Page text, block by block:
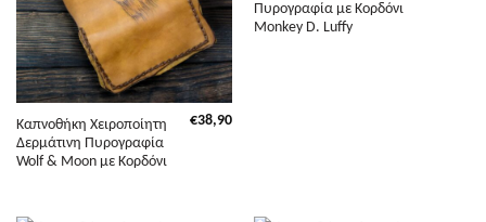
Καπνοθήκη Χειροποίητη
Δερμάτινη Πυρογραφία
Wolf & Moon με Κορδόνι
€38,90
Πυρογραφία με Κορδόνι
Monkey D. Luffy